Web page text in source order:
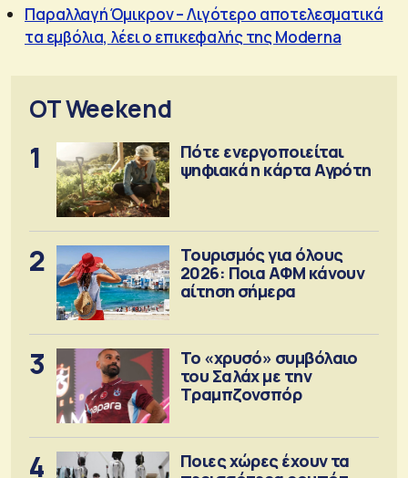
Παραλλαγή Όμικρον – Λιγότερο αποτελεσματικά
τα εμβόλια, λέει ο επικεφαλής της Moderna
OT Weekend
1
Πότε ενεργοποιείται
ψηφιακά η κάρτα Αγρότη
2
Τουρισμός για όλους
2026: Ποια ΑΦΜ κάνουν
αίτηση σήμερα
3
Το «χρυσό» συμβόλαιο
του Σαλάχ με την
Τραμπζονσπόρ
4
Ποιες χώρες έχουν τα